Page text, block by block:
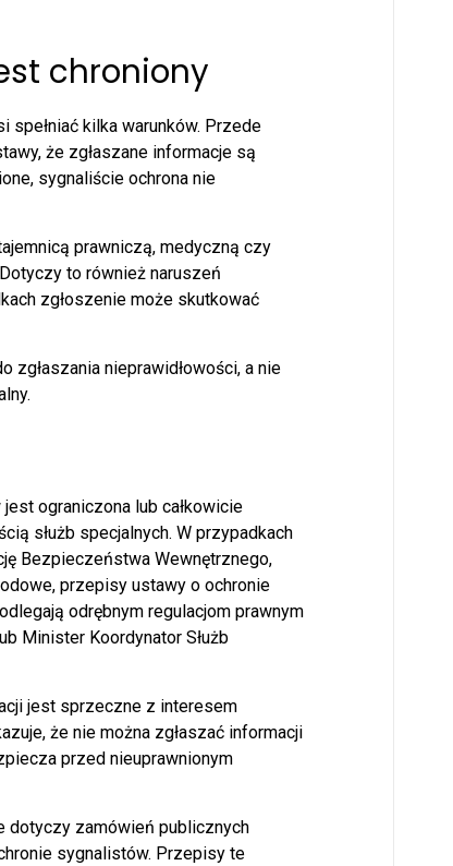
chroniony
spełniać kilka warunków. Przede
że zgłaszane informacje są
sygnaliście ochrona nie
prawniczą, medyczną czy
to również naruszeń
zgłoszenie może skutkować
zgłaszania nieprawidłowości, a nie
ograniczona lub całkowicie
służb specjalnych. W przypadkach
Bezpieczeństwa Wewnętrznego,
przepisy ustawy o ochronie
odrębnym regulacjom prawnym
Minister Koordynator Służb
jest sprzeczne z interesem
że nie można zgłaszać informacji
przed nieuprawnionym
dotyczy zamówień publicznych
sygnalistów. Przepisy te